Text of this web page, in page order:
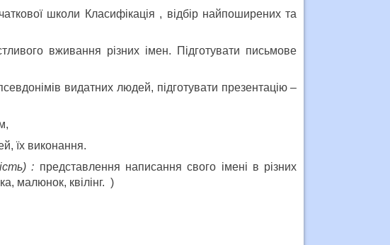
школи Класифікація , відбір найпоширених та
вживання різних імен. Підготувати письмове
видатних людей, підготувати презентацію –
їх виконання.
: представлення написання свого імені в різних
малюнок, квілінг. )